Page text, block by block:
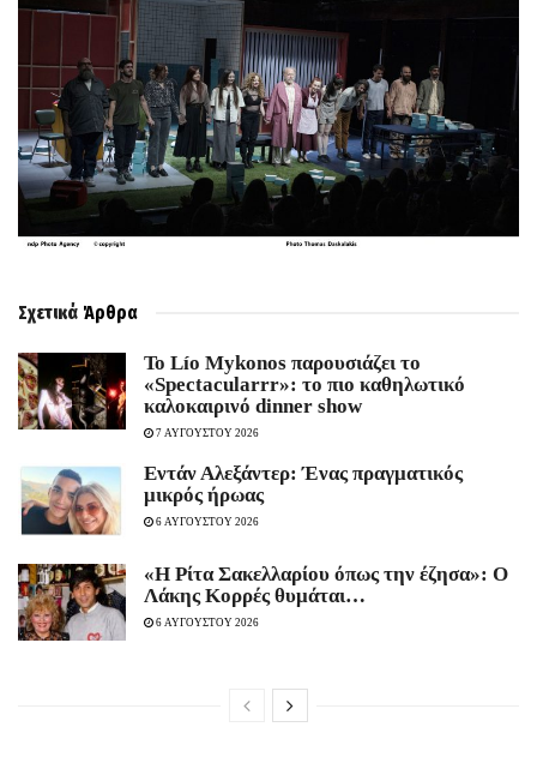
Σχετικά Άρθρα
Το Lío Mykonos παρουσιάζει το
«Spectacularrr»: το πιο καθηλωτικό
καλοκαιρινό dinner show
7 ΑΥΓΟΥΣΤΟΥ 2026
Εντάν Αλεξάντερ: Ένας πραγματικός
μικρός ήρωας
6 ΑΥΓΟΥΣΤΟΥ 2026
«Η Ρίτα Σακελλαρίου όπως την έζησα»: Ο
Λάκης Κορρές θυμάται…
6 ΑΥΓΟΥΣΤΟΥ 2026